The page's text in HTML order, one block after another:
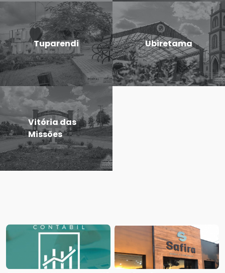
Tuparendi Ubiretama
Vitória das
Missões